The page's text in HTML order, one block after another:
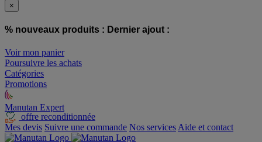
×
% nouveaux produits : Dernier ajout :
Voir mon panier
Poursuivre les achats
Catégories
Promotions
Manutan Expert
offre reconditionnée
Mes devis Suivre une commande Nos services Aide et contact